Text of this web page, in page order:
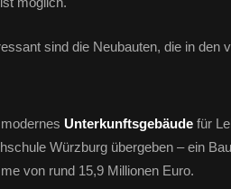
sind die Neubauten, die in den
Unterkunftsgebäude für
Würzburg übergeben – ein
von rund 15,9 Millionen Euro.